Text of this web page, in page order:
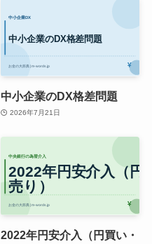
中小企業のDX格差問題
2026年7月21日
2022年円安介入（円買い・